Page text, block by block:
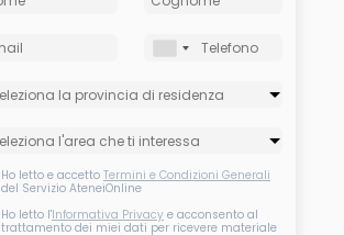
Ho letto e accetto Termini e Condizioni Generali
del Servizio AteneiOnline
Ho letto l'Informativa Privacy e acconsento al
trattamento dei miei dati per ricevere materiale